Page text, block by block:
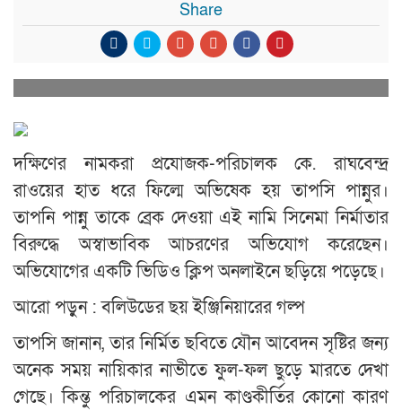
Share
দক্ষিণের নামকরা প্রযোজক-পরিচালক কে. রাঘবেন্দ্র
রাওয়ের হাত ধরে ফিল্মে অভিষেক হয় তাপসি পান্নুর।
তাপনি পান্নু তাকে ব্রেক দেওয়া এই নামি সিনেমা নির্মাতার
বিরুদ্ধে অস্বাভাবিক আচরণের অভিযোগ করেছেন।
অভিযোগের একটি ভিডিও ক্লিপ অনলাইনে ছড়িয়ে পড়েছে।
আরো পড়ুন : বলিউডের ছয় ইঞ্জিনিয়ারের গল্প
তাপসি জানান, তার নির্মিত ছবিতে যৌন আবেদন সৃষ্টির জন্য
অনেক সময় নায়িকার নাভীতে ফুল-ফল ছুড়ে মারতে দেখা
গেছে। কিন্তু পরিচালকের এমন কাণ্ডকীর্তির কোনো কারণ